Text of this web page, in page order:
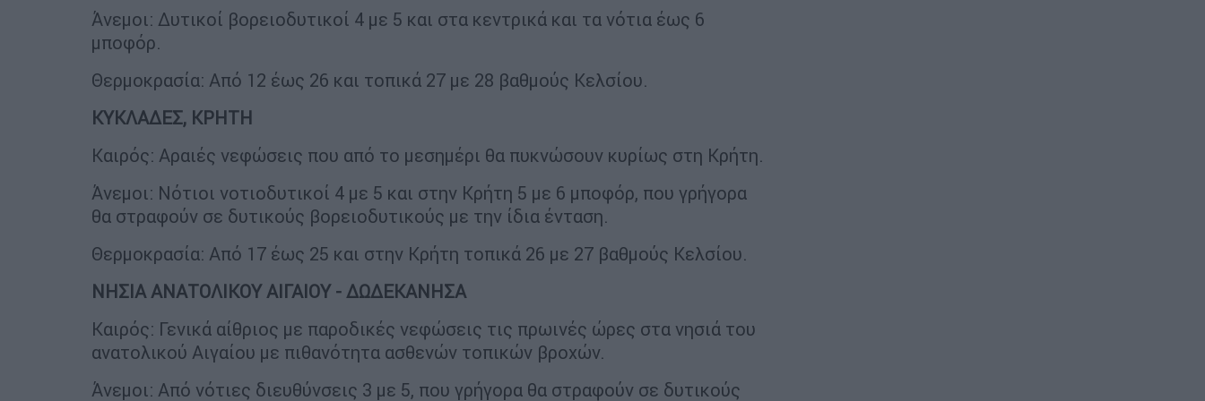
Άνεμοι: Δυτικοί βορειοδυτικοί 4 με 5 και στα κεντρικά και τα νότια έως 6
μποφόρ.
Θερμοκρασία: Από 12 έως 26 και τοπικά 27 με 28 βαθμούς Κελσίου.
ΚΥΚΛΑΔΕΣ, ΚΡΗΤΗ
Καιρός: Αραιές νεφώσεις που από το μεσημέρι θα πυκνώσουν κυρίως στη Κρήτη.
Άνεμοι: Νότιοι νοτιοδυτικοί 4 με 5 και στην Κρήτη 5 με 6 μποφόρ, που γρήγορα
θα στραφούν σε δυτικούς βορειοδυτικούς με την ίδια ένταση.
Θερμοκρασία: Από 17 έως 25 και στην Κρήτη τοπικά 26 με 27 βαθμούς Κελσίου.
ΝΗΣΙΑ ΑΝΑΤΟΛΙΚΟΥ ΑΙΓΑΙΟΥ - ΔΩΔΕΚΑΝΗΣΑ
Καιρός: Γενικά αίθριος με παροδικές νεφώσεις τις πρωινές ώρες στα νησιά του
ανατολικού Αιγαίου με πιθανότητα ασθενών τοπικών βροχών.
Άνεμοι: Από νότιες διευθύνσεις 3 με 5, που γρήγορα θα στραφούν σε δυτικούς